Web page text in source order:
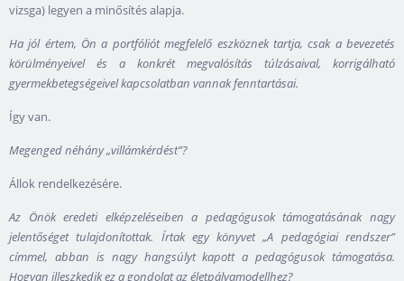
vizsga) legyen a minősítés alapja.
Ha jól értem, Ön a portfóliót megfelelő eszköznek tartja, csak a bevezetés
körülményeivel és a konkrét megvalósítás túlzásaival, korrigálható
gyermekbetegségeivel kapcsolatban vannak fenntartásai.
Így van.
Megenged néhány „villámkérdést”?
Állok rendelkezésére.
Az Önök eredeti elképzeléseiben a pedagógusok támogatásának nagy
jelentőséget tulajdonítottak. Írtak egy könyvet „A pedagógiai rendszer”
címmel, abban is nagy hangsúlyt kapott a pedagógusok támogatása.
Hogyan illeszkedik ez a gondolat az életpályamodellhez?